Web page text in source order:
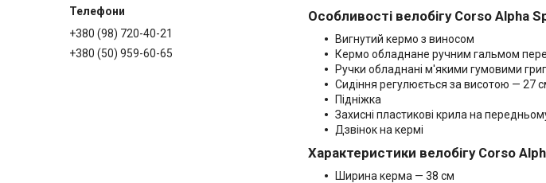
Особливості велобігу Corso Alpha
Вигнутий кермо з виносом
Кермо обладнане ручним гальмом
Ручки обладнані м'якими гумовими
Сидіння регулюється за висотою — 27
Підніжка
Захисні пластикові крила на
Дзвінок на кермі
Характеристики велобігу Corso
Ширина керма — 38 см
+380 (98) 720-40-21
+380 (50) 959-60-65